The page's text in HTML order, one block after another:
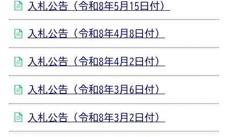
入札公告（令和8年5月15日付）
入札公告（令和8年4月8日付）
入札公告（令和8年4月2日付）
入札公告（令和8年3月6日付）
入札公告（令和8年3月2日付）